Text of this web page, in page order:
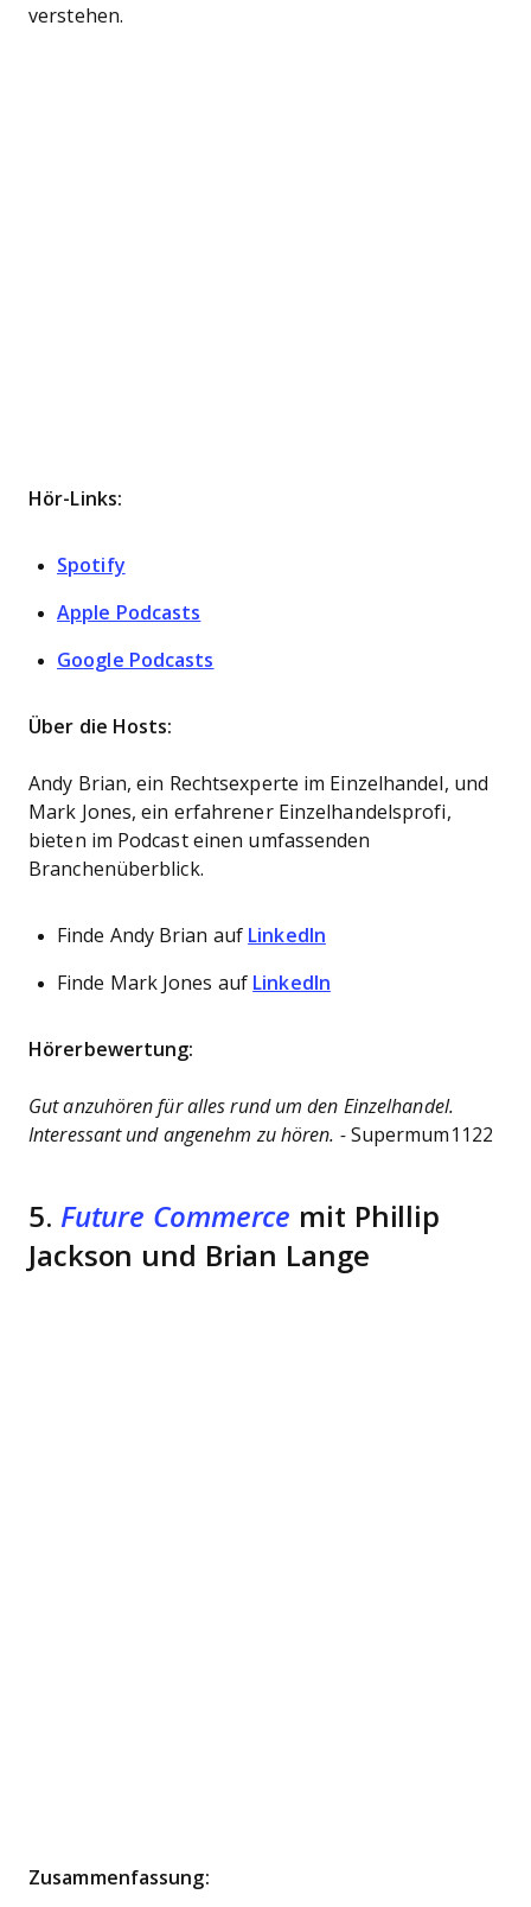
verstehen.
Hör-Links:
Spotify
Apple Podcasts
Google Podcasts
Über die Hosts:
Andy Brian, ein Rechtsexperte im Einzelhandel, und
Mark Jones, ein erfahrener Einzelhandelsprofi,
bieten im Podcast einen umfassenden
Branchenüberblick.
Finde Andy Brian auf LinkedIn
Finde Mark Jones auf LinkedIn
Hörerbewertung:
Gut anzuhören für alles rund um den Einzelhandel.
Interessant und angenehm zu hören. - Supermum1122
5. Future Commerce mit Phillip
Jackson und Brian Lange
Zusammenfassung: